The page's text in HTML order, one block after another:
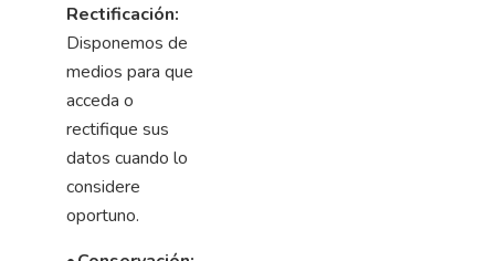
Rectificación:
Disponemos de
medios para que
acceda o
rectifique sus
datos cuando lo
considere
oportuno.